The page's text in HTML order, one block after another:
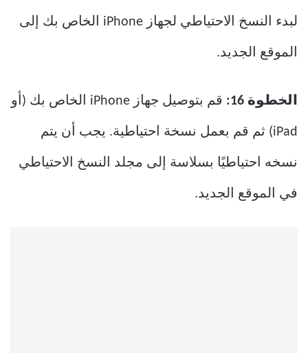
لبدء النسخ الاحتياطي لجهاز iPhone الخاص بك إلى
الموقع الجديد.
الخطوة 16: قم بتوصيل جهاز iPhone الخاص بك (أو
iPad) ثم قم بعمل نسخة احتياطية. يجب أن يتم
نسخه احتياطيًا بسلاسة إلى مجلد النسخ الاحتياطي
في الموقع الجديد.